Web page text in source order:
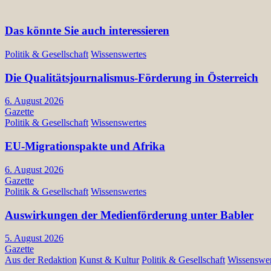
Das könnte Sie auch interessieren
Politik & Gesellschaft Wissenswertes
Die Qualitätsjournalismus-Förderung in Österreich
6. August 2026
Gazette
Politik & Gesellschaft Wissenswertes
EU-Migrationspakte und Afrika
6. August 2026
Gazette
Politik & Gesellschaft Wissenswertes
Auswirkungen der Medienförderung unter Babler
5. August 2026
Gazette
Aus der Redaktion Kunst & Kultur Politik & Gesellschaft